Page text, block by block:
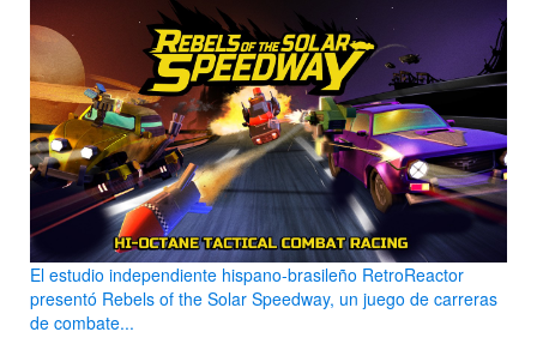
El estudio independiente hispano-brasileño RetroReactor
presentó Rebels of the Solar Speedway, un juego de carreras
de combate...